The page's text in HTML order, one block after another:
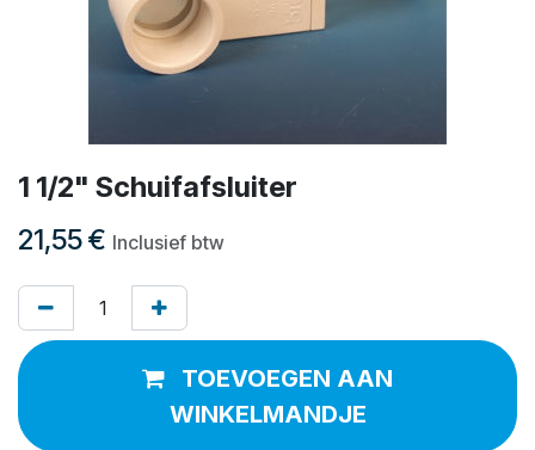
1 1/2" Schuifafsluiter
21,55€ Inclusief btw
TOEVOEGEN AAN
WINKELMANDJE